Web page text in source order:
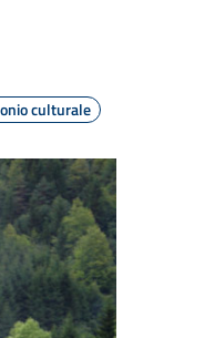
culturale